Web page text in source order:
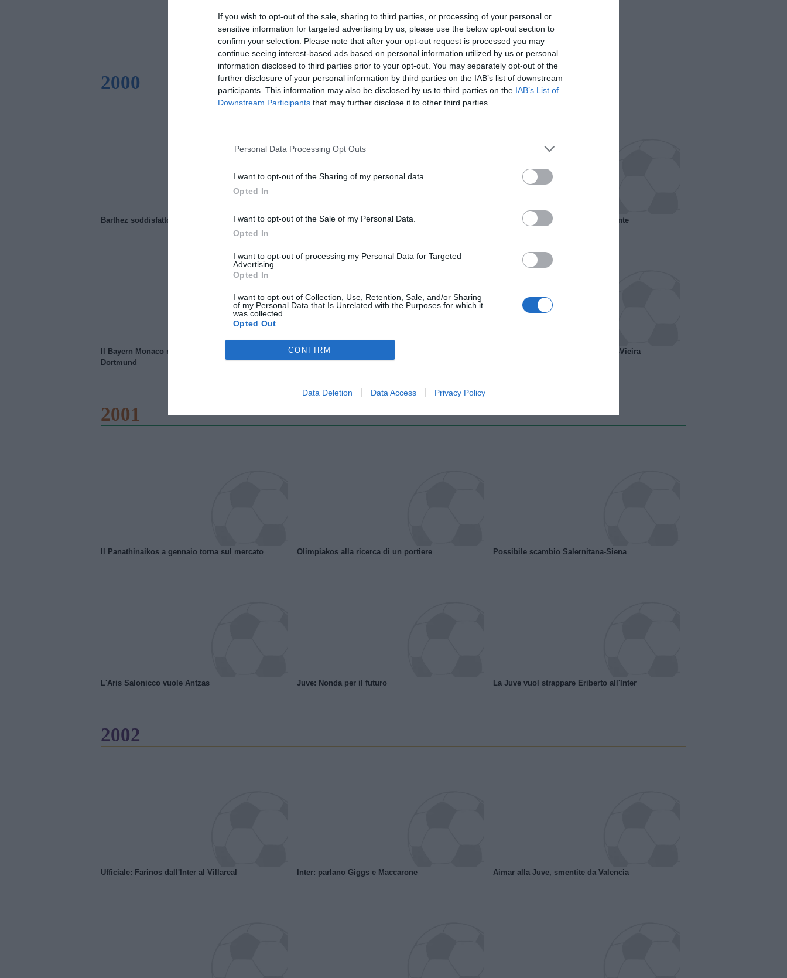
If you wish to opt-out of the sale, sharing to third parties, or processing of your personal or
sensitive information for targeted advertising by us, please use the below opt-out section to
confirm your selection. Please note that after your opt-out request is processed you may
continue seeing interest-based ads based on personal information utilized by us or personal
information disclosed to third parties prior to your opt-out. You may separately opt-out of the
further disclosure of your personal information by third parties on the IAB’s list of downstream
participants. This information may also be disclosed by us to third parties on the IAB’s List of
Downstream Participants that may further disclose it to other third parties.
Personal Data Processing Opt Outs
I want to opt-out of the Sharing of my personal data.
Opted In
I want to opt-out of the Sale of my Personal Data.
Opted In
I want to opt-out of processing my Personal Data for Targeted
Advertising.
Opted In
I want to opt-out of Collection, Use, Retention, Sale, and/or Sharing
of my Personal Data that Is Unrelated with the Purposes for which it
was collected.
Opted Out
CONFIRM
Data Deletion Data Access Privacy Policy
2000
Barthez soddisfatto del Manchester United Il Rayo Vallecano spinge per Zamorano Francia, il Marsiglia senza presidente
Il Bayern Monaco ridimensiona il Borussia
Dortmund
Wiltord vuole giocare A gennaio ipotesi scambio Davids-Vieira
2001
Il Panathinaikos a gennaio torna sul mercato Olimpiakos alla ricerca di un portiere Possibile scambio Salernitana-Siena
L'Aris Salonicco vuole Antzas Juve: Nonda per il futuro La Juve vuol strappare Eriberto all'Inter
2002
Ufficiale: Farinos dall'Inter al Villareal Inter: parlano Giggs e Maccarone Aimar alla Juve, smentite da Valencia